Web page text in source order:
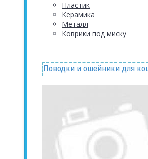
Пластик
Керамика
Металл
Коврики под миску
Поводки и ошейники для